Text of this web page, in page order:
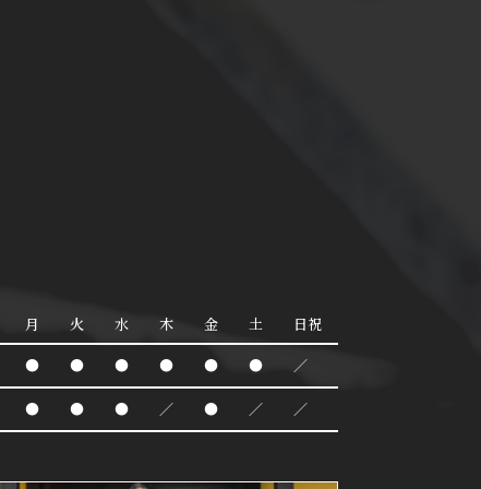
月 火 水 木 金 土 日祝
● ● ● ● ● ● ／
● ● ● ／ ● ／ ／